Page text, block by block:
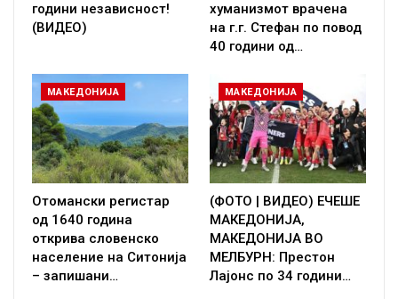
години независност!
(ВИДЕО)
хуманизмот врачена
на г.г. Стефан по повод
40 години од…
МАКЕДОНИЈА
Отомански регистар
од 1640 година
открива словенско
население на Ситонија
– запишани…
МАКЕДОНИЈА
(ФОТО | ВИДЕО) ЕЧЕШЕ
МАКЕДОНИЈА,
МАКЕДОНИЈА ВО
МЕЛБУРН: Престон
Лајонс по 34 години…